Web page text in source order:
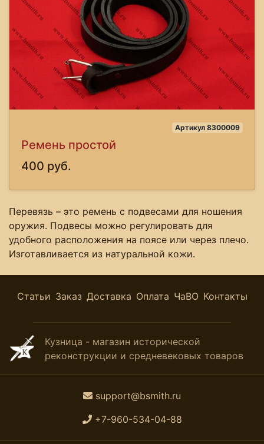
Артикул 8300009
Ремень простой
400 руб.
Перевязь – это ремень с подвесами для ношения
оружия. Подвесы можно регулировать для
удобного расположения на поясе или через плечо.
Изготавливается из натуральной кожи.
Статьи Заказ Доставка Оплата ЧаВО Контакты
Кузница - магазин исторической
реконструкции и средневековых товаров
support@bsmith.ru
+7-960-534-04-88